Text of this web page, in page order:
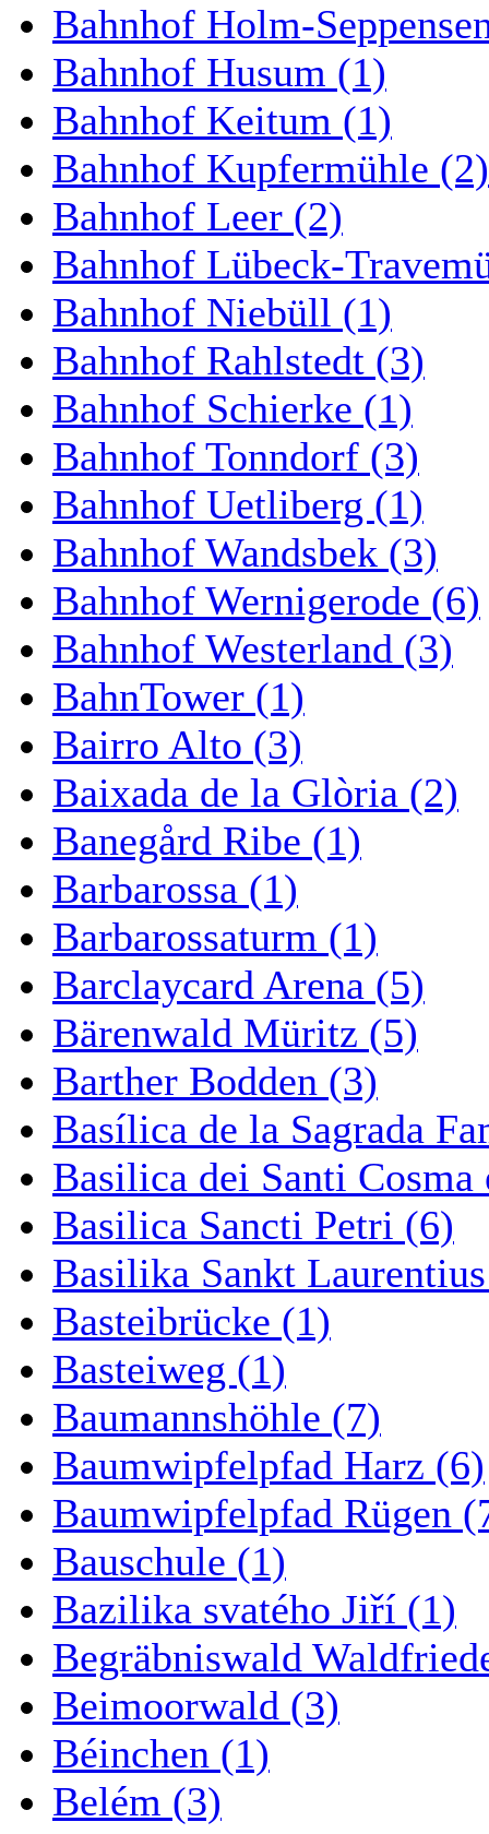
Bahnhof Holm-
Bahnhof Husum (1)
Bahnhof Keitum (1)
Bahnhof Kupfermühle (2)
Bahnhof Leer (2)
Bahnhof Lübeck-
Bahnhof Niebüll (1)
Bahnhof Rahlstedt (3)
Bahnhof Schierke (1)
Bahnhof Tonndorf (3)
Bahnhof Uetliberg (1)
Bahnhof Wandsbek (3)
Bahnhof Wernigerode (6)
Bahnhof Westerland (3)
BahnTower (1)
Bairro Alto (3)
Baixada de la Glòria (2)
Banegård Ribe (1)
Barbarossa (1)
Barbarossaturm (1)
Barclaycard Arena (5)
Bärenwald Müritz (5)
Barther Bodden (3)
Basílica de la Sagrada
Basilica dei Santi
Basilica Sancti Petri (6)
Basilika Sankt
Basteibrücke (1)
Basteiweg (1)
Baumannshöhle (7)
Baumwipfelpfad Harz (6)
Baumwipfelpfad Rügen
Bauschule (1)
Bazilika svatého Jiří (1)
Begräbniswald
Beimoorwald (3)
Béinchen (1)
Belém (3)